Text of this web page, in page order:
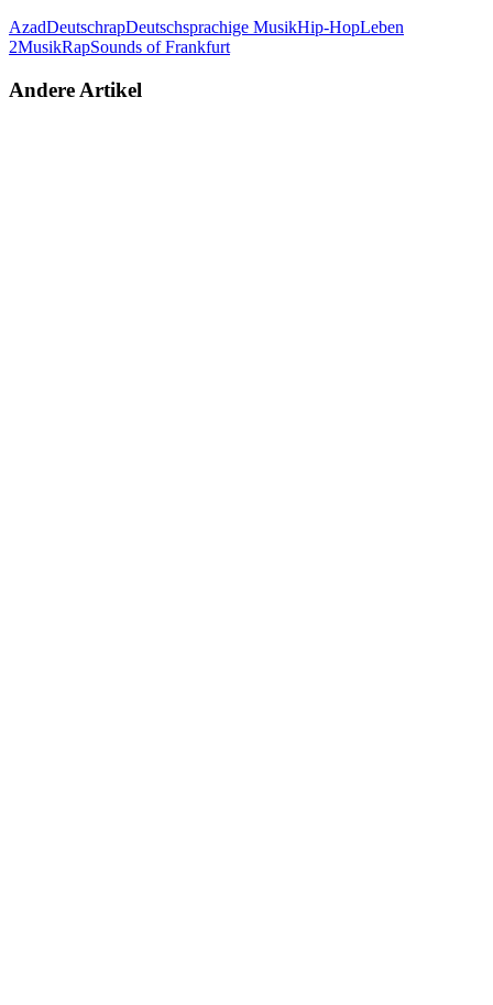
AzadDeutschrapDeutschsprachige MusikHip-HopLeben
2MusikRapSounds of Frankfurt
Andere Artikel